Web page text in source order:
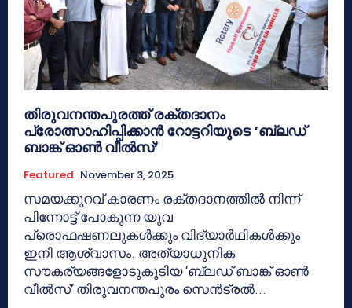
തിരുവനന്തപുരത്ത് രക്തദാനം
പ്രോത്സാഹിപ്പിക്കാൻ റോട്ടറിയുടെ ‘ബ്ലഡ്
ബാങ്ക് ഓൺ വീൽസ്’
Featured November 3, 2025
സമയക്കുറവ് കാരണം രക്തദാനത്തിൽ നിന്ന്
പിന്നോട്ട് പോകുന്ന യുവ
പ്രൊഫഷണലുകൾക്കും വിദ്യാർഥികൾക്കും
ഇനി ആശ്വാസം. അത്യാധുനിക
സൗകര്യങ്ങളോടുകൂടിയ ‘ബ്ലഡ് ബാങ്ക് ഓൺ
വീൽസ്’ തിരുവനന്തപുരം സെൻട്രൽ...